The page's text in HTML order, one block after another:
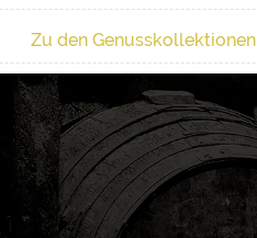
Zu den Genusskollektionen